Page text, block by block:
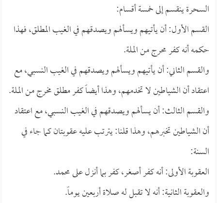
السحرة ينقسم إلى خمسة أقسام:
القسم الأول: أن يأتيهم ويسألهم ويصدقهم في الغيب المطلق، فهذا
حكمه أنه كفر محرج من الملة.
والقسم الثاني: أن يأتيهم ويسألهم ويصدقهم في الغيب النسبي، مع
اعتقاد أن الشياطين لا تخدمهم، وهذا أيضاً كفر مطلق مخرج من الملة.
والقسم الثالث: أن يسألهم ويصدقهم في الغيب النسبي، مع اعتقاد
أن الشياطين تخبرهم، وهذا قلنا: يترتب عليه عقوبتان كما جاء في
السنة:
العقوبة الأولى: أنه كفر أصغر، كفر بما أنزل على محمد.
والعقوبة الثانية: أنه لا تقبل له صلاة أربعين يوماً.